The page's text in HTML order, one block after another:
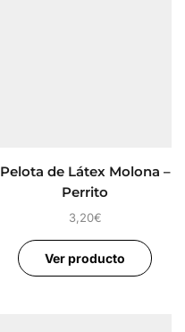
Pelota de Látex Molona –
Perrito
3,20€
Ver producto